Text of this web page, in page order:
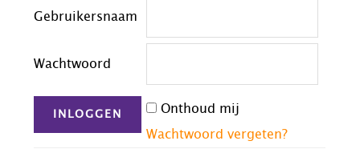
Gebruikersnaam
Wachtwoord
Onthoud mij
Wachtwoord vergeten?